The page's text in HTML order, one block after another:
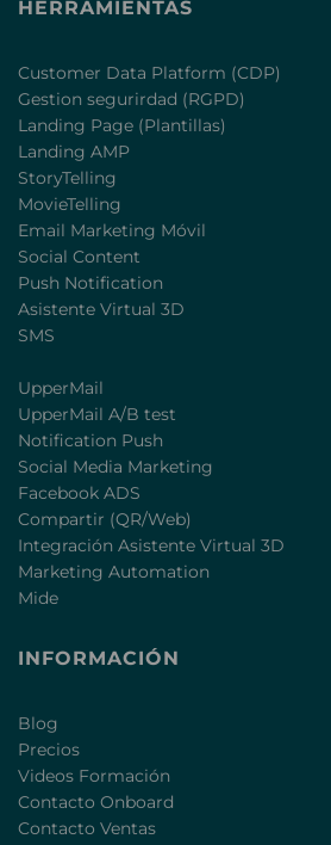
HERRAMIENTAS
Customer Data Platform (CDP)
Gestion segurirdad (RGPD)
Landing Page (Plantillas)
Landing AMP
StoryTelling
MovieTelling
Email Marketing Móvil
Social Content
Push Notification
Asistente Virtual 3D
SMS
UpperMail
UpperMail A/B test
Notification Push
Social Media Marketing
Facebook ADS
Compartir (QR/Web)
Integración Asistente Virtual 3D
Marketing Automation
Mide
INFORMACIÓN
Blog
Precios
Videos Formación
Contacto Onboard
Contacto Ventas